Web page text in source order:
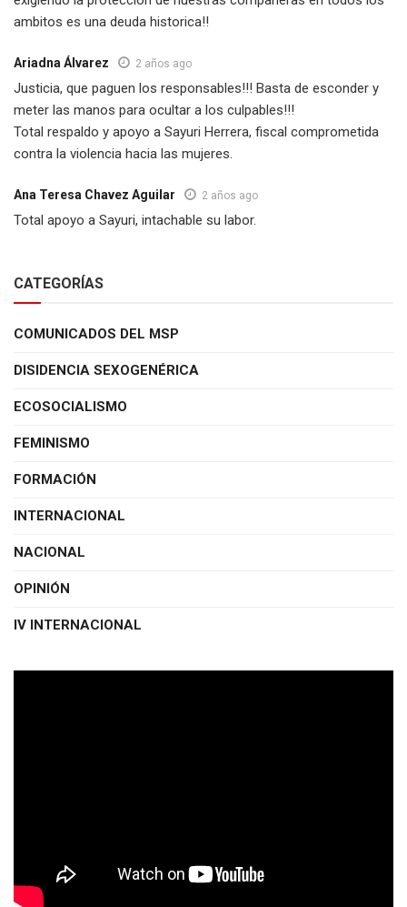
ambitos es una deuda historica!!
Ariadna Álvarez 2 años ago
Justicia, que paguen los responsables!!! Basta de esconder y
meter las manos para ocultar a los culpables!!!
Total respaldo y apoyo a Sayuri Herrera, fiscal comprometida
contra la violencia hacia las mujeres.
Ana Teresa Chavez Aguilar 2 años ago
Total apoyo a Sayuri, intachable su labor.
CATEGORÍAS
COMUNICADOS DEL MSP
DISIDENCIA SEXOGENÉRICA
ECOSOCIALISMO
FEMINISMO
FORMACIÓN
INTERNACIONAL
NACIONAL
OPINIÓN
IV INTERNACIONAL